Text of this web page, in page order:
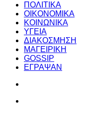
ΠΟΛΙΤΙΚΑ
ΟΙΚΟΝΟΜΙΚΑ
ΚΟΙΝΩΝΙΚΑ
ΥΓΕΙΑ
ΔΙΑΚΟΣΜΗΣΗ
ΜΑΓΕΙΡΙΚΗ
GOSSIP
ΕΓΡΑΨΑΝ